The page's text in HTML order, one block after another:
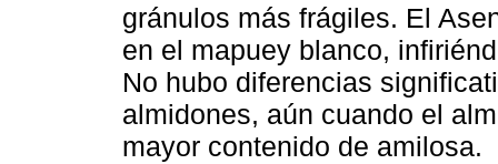
gránulos más frágiles. El
en el mapuey blanco,
No hubo diferencias
almidones, aún cuando el
mayor contenido de amilosa.